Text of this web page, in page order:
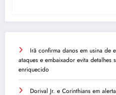
Irã confirma danos em usina de
ataques e embaixador evita detalhes
enriquecido
Dorival Jr. e Corinthians em